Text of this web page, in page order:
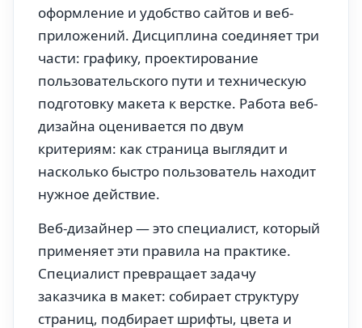
оформление и удобство сайтов и веб-
приложений. Дисциплина соединяет три
части: графику, проектирование
пользовательского пути и техническую
подготовку макета к верстке. Работа веб-
дизайна оценивается по двум
критериям: как страница выглядит и
насколько быстро пользователь находит
нужное действие.
Веб-дизайнер — это специалист, который
применяет эти правила на практике.
Специалист превращает задачу
заказчика в макет: собирает структуру
страниц, подбирает шрифты, цвета и